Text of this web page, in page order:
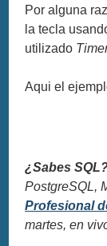
Por alguna
la tecla
utilizado
Aqui el
¿Sabes
PostgreSQL,
Profesional
martes, en